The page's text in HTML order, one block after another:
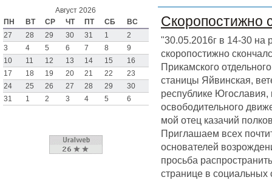
Скоропостижно
"30.05.2016г в 14-30 на
скоропостижно
Прикамского
станицы Яйвинская,
республике
освободительного
мой отец казачий
Приглашаем всех
основателей
просьба
странице в
Август 2026
ПН
ВТ СР ЧТ ПТ СБ
ВС
27
28 29 30 31 1
2
3
4 5 6 7 8
9
10
11 12 13 14 15
16
17
18 19 20 21 22
23
24
25 26 27 28 29
30
31
1 2 3 4 5 6